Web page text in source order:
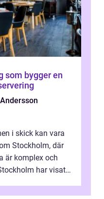
som bygger en
i skick kan vara
Stockholm, där
är komplex och
har visat